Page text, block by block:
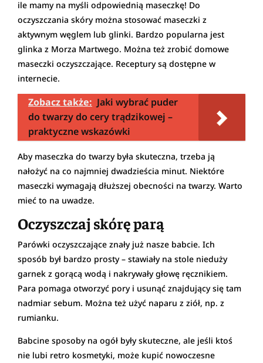
ile mamy na myśli odpowiednią maseczkę! Do
oczyszczania skóry można stosować maseczki z
aktywnym węglem lub glinki. Bardzo popularna jest
glinka z Morza Martwego. Można też zrobić domowe
maseczki oczyszczające. Receptury są dostępne w
internecie.
Zobacz także: Jaki wybrać puder
do twarzy do cery trądzikowej –
praktyczne wskazówki
Aby maseczka do twarzy była skuteczna, trzeba ją
nałożyć na co najmniej dwadzieścia minut. Niektóre
maseczki wymagają dłuższej obecności na twarzy. Warto
mieć to na uwadze.
Oczyszczaj skórę parą
Parówki oczyszczające znały już nasze babcie. Ich
sposób był bardzo prosty – stawiały na stole nieduży
garnek z gorącą wodą i nakrywały głowę ręcznikiem.
Para pomaga otworzyć pory i usunąć znajdujący się tam
nadmiar sebum. Można też użyć naparu z ziół, np. z
rumianku.
Babcine sposoby na ogół były skuteczne, ale jeśli ktoś
nie lubi retro kosmetyki, może kupić nowoczesne